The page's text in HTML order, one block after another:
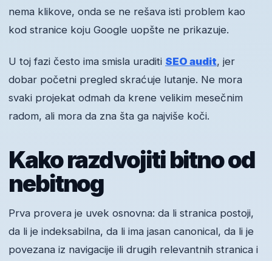
nema klikove, onda se ne rešava isti problem kao
kod stranice koju Google uopšte ne prikazuje.
U toj fazi često ima smisla uraditi SEO audit, jer
dobar početni pregled skraćuje lutanje. Ne mora
svaki projekat odmah da krene velikim mesečnim
radom, ali mora da zna šta ga najviše koči.
Kako razdvojiti bitno od
nebitnog
Prva provera je uvek osnovna: da li stranica postoji,
da li je indeksabilna, da li ima jasan canonical, da li je
povezana iz navigacije ili drugih relevantnih stranica i